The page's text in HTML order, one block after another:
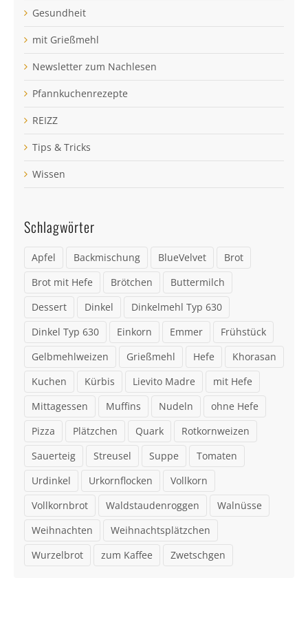
Gesundheit
mit Grießmehl
Newsletter zum Nachlesen
Pfannkuchenrezepte
REIZZ
Tips & Tricks
Wissen
Schlagwörter
Apfel Backmischung BlueVelvet
Brot
Brot mit Hefe
Brötchen
Buttermilch
Dessert
Dinkel
Dinkelmehl Typ 630
Dinkel Typ 630
Einkorn Emmer
Frühstück
Gelbmehlweizen
Grießmehl Hefe
Khorasan
Kuchen
Kürbis Lievito Madre
mit Hefe
Mittagessen
Muffins Nudeln
ohne Hefe
Pizza
Plätzchen Quark
Rotkornweizen
Sauerteig
Streusel Suppe
Tomaten
Urdinkel
Urkornflocken
Vollkorn
Vollkornbrot
Waldstaudenroggen
Walnüsse
Weihnachten
Weihnachtsplätzchen
Wurzelbrot
zum Kaffee Zwetschgen